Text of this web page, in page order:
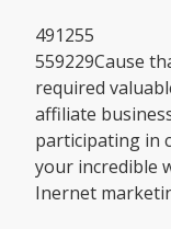
491255
559229Cause
required
affiliate
participating in
your incredible
Inernet